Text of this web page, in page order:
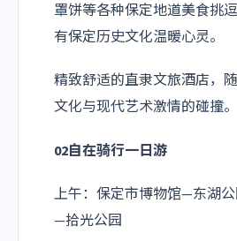
罩饼等各种保定地道美食挑
有保定历史文化温暖心灵。
精致舒适的直隶文旅酒店，
文化与现代艺术激情的碰撞。
02自在骑行一日游
上午：保定市博物馆—东湖
—拾光公园